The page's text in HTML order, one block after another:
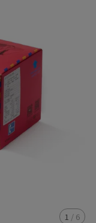
1 / 6